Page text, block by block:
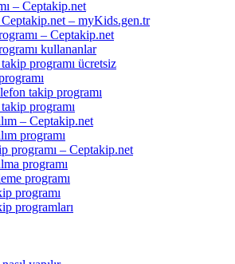
– Ceptakip.net
– myKids.gen.tr
– Ceptakip.net
kullananlar
programı ücretsiz
takip programı
programı
– Ceptakip.net
programı
programı – Ceptakip.net
programı
programı
programı
programları